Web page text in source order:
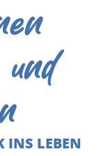
INS LEBEN